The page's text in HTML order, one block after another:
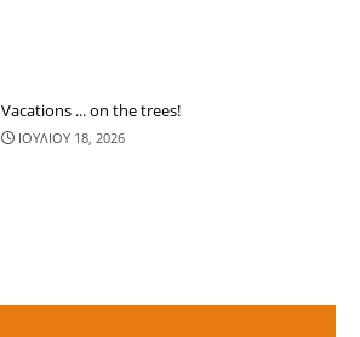
Vacations ... on the trees!
ΙΟΥΛΙΟΥ 18, 2026